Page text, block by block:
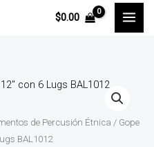
$0.00
de Percusión Étnica / Gope
BAL1012